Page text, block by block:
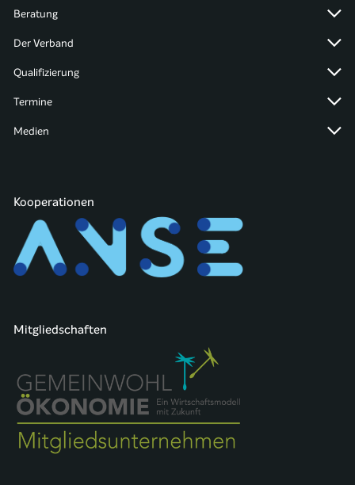
Beratung
Der Verband
Qualifizierung
Termine
Medien
Kooperationen
Mitgliedschaften